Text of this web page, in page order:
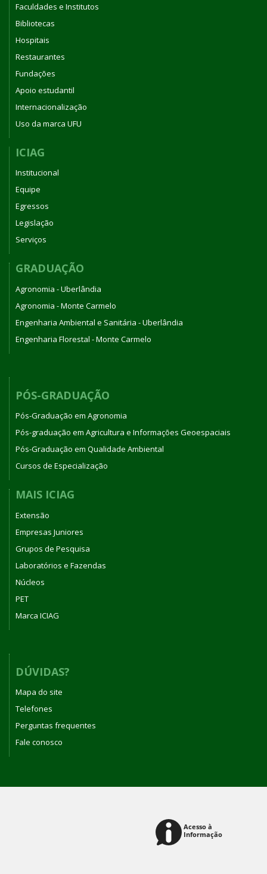
Faculdades e Institutos
Bibliotecas
Hospitais
Restaurantes
Fundações
Apoio estudantil
Internacionalização
Uso da marca UFU
ICIAG
Institucional
Equipe
Egressos
Legislação
Serviços
GRADUAÇÃO
Agronomia - Uberlândia
Agronomia - Monte Carmelo
Engenharia Ambiental e Sanitária - Uberlândia
Engenharia Florestal - Monte Carmelo
PÓS-GRADUAÇÃO
Pós-Graduação em Agronomia
Pós-graduação em Agricultura e Informações Geoespaciais
Pós-Graduação em Qualidade Ambiental
Cursos de Especialização
MAIS ICIAG
Extensão
Empresas Juniores
Grupos de Pesquisa
Laboratórios e Fazendas
Núcleos
PET
Marca ICIAG
DÚVIDAS?
Mapa do site
Telefones
Perguntas frequentes
Fale conosco